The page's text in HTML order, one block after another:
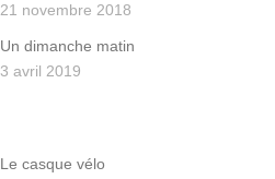
21 novembre 2018
Un dimanche matin
3 avril 2019
Le casque vélo